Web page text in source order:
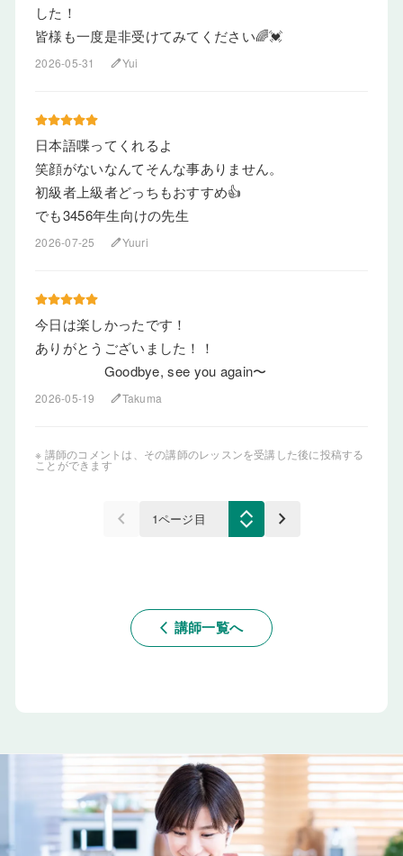
した！
皆様も一度是非受けてみてください🌈💓
2026-05-31 editYui
日本語喋ってくれるよ
笑顔がないなんてそんな事ありません。
初級者上級者どっちもおすすめ👍
でも3456年生向けの先生
2026-07-25 editYuuri
今日は楽しかったです！
ありがとうございました！！
Goodbye, see you again〜
2026-05-19 editTakuma
※ 講師のコメントは、その講師のレッスンを受講した後に投稿する
ことができます
keyboard_arrow_left keyboard_arrow_right
arrow_back_ios 講師一覧へ